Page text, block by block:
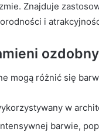
Znajduje
i
mogą różnić się
w
barwie,